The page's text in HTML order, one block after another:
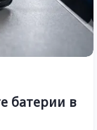
батерии в